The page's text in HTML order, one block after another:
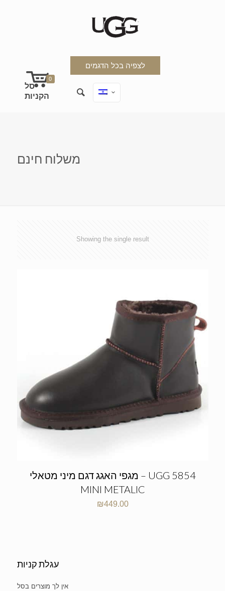
לצפיה בכל הדגמים
0
משלוח חינם
Showing the single result
מגפי האגג דגם מיני מטאלי – UGG 5854
MINI METALIC
₪449.00
עגלת קניות